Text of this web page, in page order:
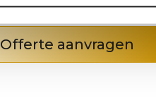
Offerte aanvragen